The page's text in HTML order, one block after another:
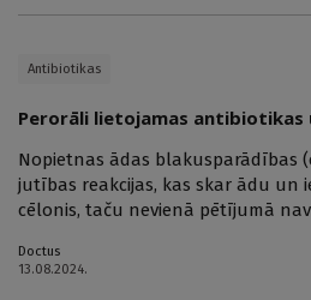
Antibiotikas
Perorāli lietojamas antibiotikas
Nopietnas ādas blakusparādības
jutības reakcijas, kas skar ādu un
cēlonis, taču nevienā pētījumā
Doctus
13.08.2024.